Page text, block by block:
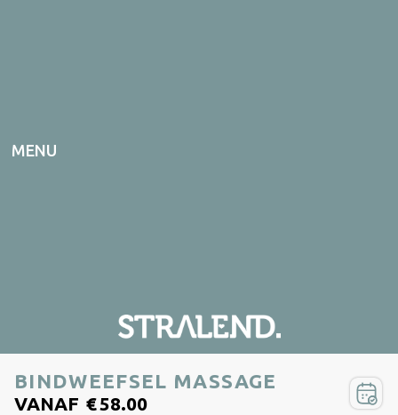
MENU
ONLINE AFSPRAAK
BINDWEEFSEL MASSAGE
VANAF €58.00